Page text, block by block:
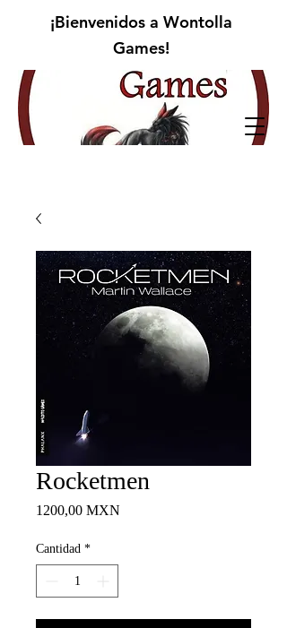
¡Bienvenidos a Wontolla
Games!
Rocketmen
1200,00 MXN
Cantidad *